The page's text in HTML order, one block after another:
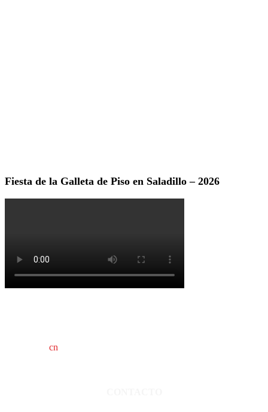
Fiesta de la Galleta de Piso en Saladillo – 2026
cn